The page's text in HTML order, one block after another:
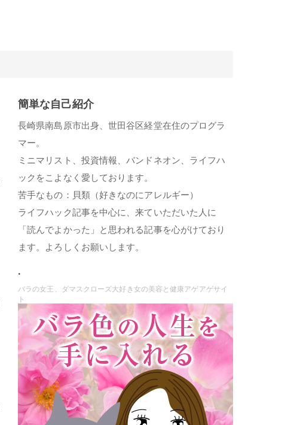
簡単な自己紹介
長崎県南島原市出身、世田谷区経堂在住のプログラ
マー。
ミニマリスト、投資情報、バンドネオン、ライフハ
ックをこよなく愛しております。
苦手なもの：貝類（好きなのにアレルギー）
ライフハック記事を中心に、来ていただいた人に
「読んでよかった」と思われる記事を心がけており
ます。よろしくお願いします。
.
バラの女王、ダマスクローズ大好き女の美容と健康アゲアゲサイ
ト